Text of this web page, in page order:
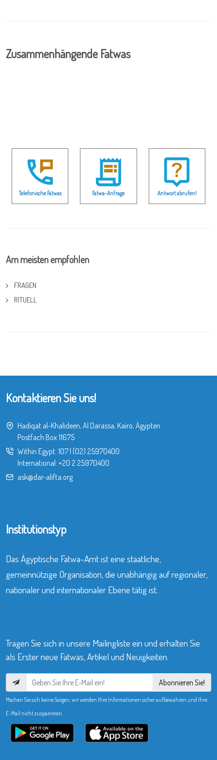
Zusammenhängende Fatwas
Telefonische Fatwas Fatwa-Anfrage Antwort abrufen!
Am meisten empfohlen
FRAGEN
RITUELL
Kontaktieren Sie uns!
Hadiqat al-Khalideen, Al Darassa, Kairo, Ägypten
Postfach Box 11675
Within Egypt: 107| (02) 25970400
International: +20 2 25970400
ask@dar-alifta.org
Institutionstyp
Das Ägyptische Fatwa-Amt ist eine staatliche,
gemeinnützige Organisation, die unabhängig auf regionaler,
nationaler und internationaler Ebene tätig ist.
Tragen Sie sich in unsere Mailingliste ein und erhalten Sie
als Erster neue Fatwas, Artikel und Neuigkeiten.
Abonnieren Sie!
Machen Sie sich keine Sorgen, wir werden Ihre Informationen sicher aufbewahren und Ihre
E-Mail nicht zuspammen.